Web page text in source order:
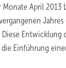
April 2013
Einführung